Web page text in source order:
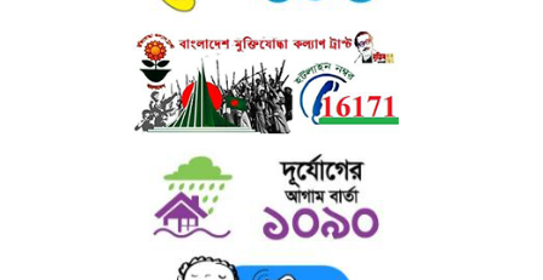
পাঠোন্নতি, সদাচার ইত্যাদি বিবেচনা করে উপবৃত্তি প্রদান করা হয় ।
ঙ) মাল্টিমিডিয়া ক্লাসরুম : অত্যাধুনিক মাল্টিমিডিয়া ক্লাসরুমের মাধ্যমে কলেজে
কন্টেইনসহ শ্রেণি পাঠক্রমের প্রতি শিক্ষার্থীদের অধিকতর মনোযোগ আকৃষ্ট
চ) শেখ রাসেল ডিজিটাল ল্যাব : কলেজে স্থাপিত শেখ রাসেল ডিজিটাল ল্যাব-এ বিপুল
সংখ্যক ল্যাপটপ, প্রজেক্টর ও অন্যান্য ইলেকট্রনিক সরঞ্জামের মাধ্যমে ভর্তিকৃত শিক্ষার্থী
ছাড়াও এলাকার আগ্রহী জনগণের জন্য কম্পিউটারসহ সব ধরণের উন্নত ডিভাইস
প্রশিক্ষণের ব্যবস্থা আছে।
ছ) প্রতিবন্ধী সহায়তা ঃ প্রতিবন্ধী শিক্ষার্থীদের জন্য উচ্চ মাধ্যমিক, স্নাতক (পাস) ও
অনার্স পর্যায়ে বিনাবেতনে অধ্যয়নের সু-ব্যবস্থা আছে। তাছাড়া প্রতিবন্ধী শিক্ষার্থীদের
উপবৃত্তি - প্রদানসহ বিনামূল্যে শিক্ষা উপকরণ সরবরাহ করা হয়।